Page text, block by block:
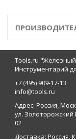
Tools.ru
Инструментарий
+7 (495) 909-17-13
info@tools.ru
Адрес: Россия,
ул. Золоторожский
02
Доставка: Россия,